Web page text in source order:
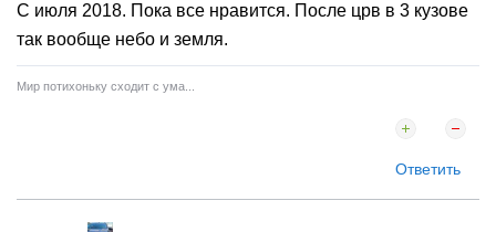
С июля 2018. Пока все нравится. После црв в 3 кузове
так вообще небо и земля.
Мир потихоньку сходит с ума...
Ответить